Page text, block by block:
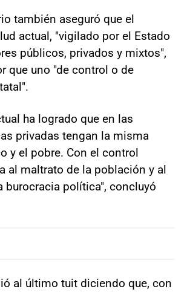
también aseguró que el
actual, "vigilado por el Estado
públicos, privados y mixtos",
que uno "de control o de
ha logrado que en las
privadas tengan la misma
y el pobre. Con el control
al maltrato de la población y al
burocracia política", concluyó
al último tuit diciendo que, con